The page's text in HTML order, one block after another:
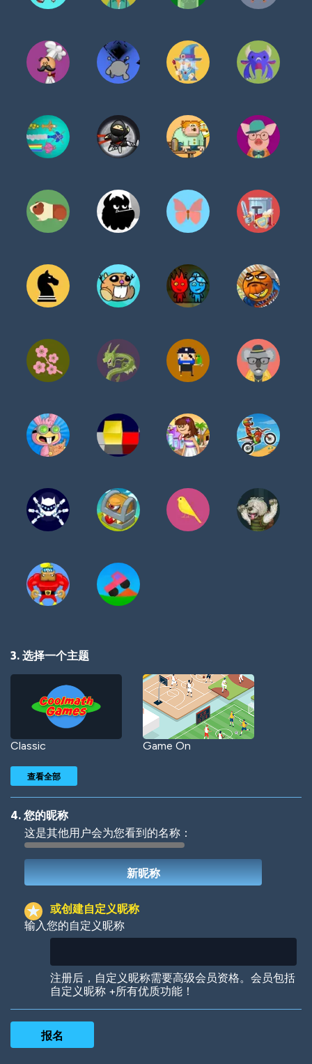
3. 选择一个主题
Classic Game On
Woof Jungle Cats
查看全部
4. 您的昵称
这是其他用户会为您看到的名称：
或创建自定义昵称
输入您的自定义昵称
注册后，自定义昵称需要高级会员资格。会员包括
自定义昵称 +所有优质功能！